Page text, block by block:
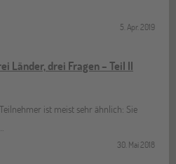
Ab ins Ausland
5. Apr. 2019
Länder, drei Fragen – Teil II
ist meist sehr ähnlich: Sie
30. Mai 2018